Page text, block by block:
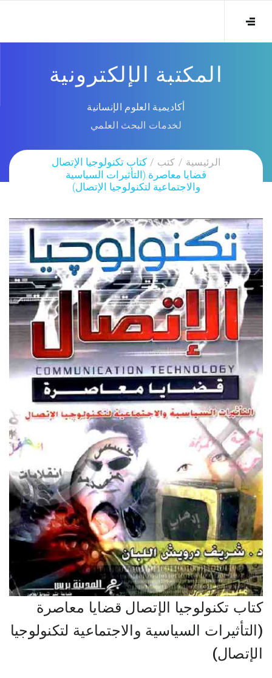
المكتبة الإلكترونية
أكاديمية العلوم الإنسانية
لخدمات البحث العلمي
الرئيسية كتب
كتاب تكنولوجيا الإتصال
قضايا معاصرة (التأثيرات السياسية
والاجتماعية لتكنولوجيا الإتصال)
كتاب تكنولوجيا الإتصال قضايا معاصرة
(التأثيرات السياسية والاجتماعية لتكنولوجيا
الإتصال)